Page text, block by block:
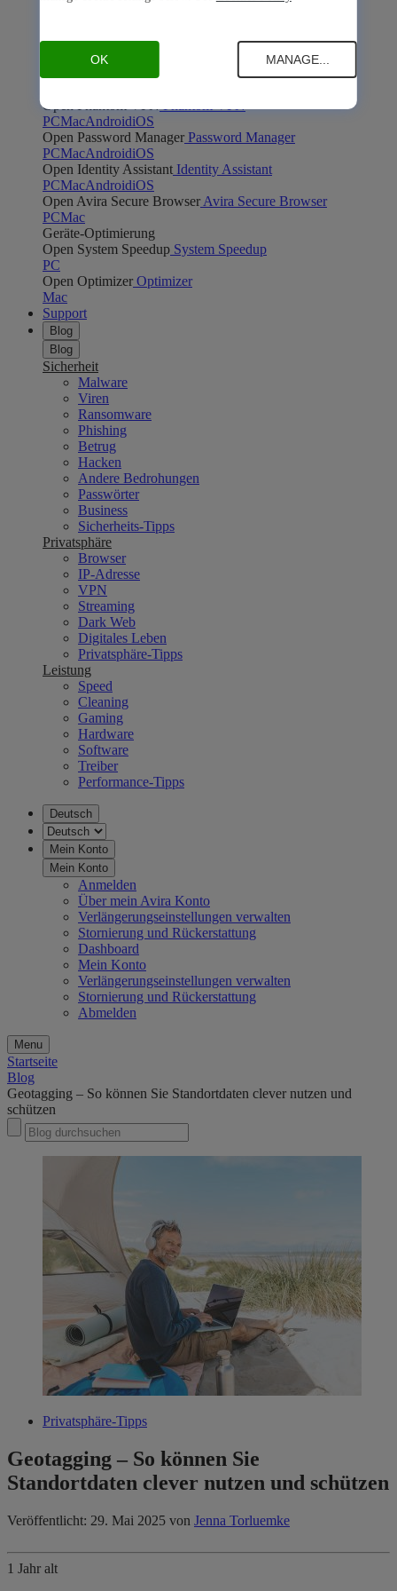
PCMac
Open Avira Browserschutz
Avira Browserschutz
Open Phantom VPN
PCMacAndroidiOS
Open Password Manager Password Manager
PCMacAndroidiOS
Open Identity Assistant Identity Assistant
PCMacAndroidiOS
Open Avira Secure Browser Avira Secure Browser
PCMac
Geräte-Optimierung
Open System Speedup System Speedup
PC
Open Optimizer Optimizer
Mac
Support
Blog
Blog
Sicherheit
Malware
Viren
Ransomware
Phishing
Betrug
Hacken
Andere Bedrohungen
Passwörter
Business
Sicherheits-Tipps
Privatsphäre
Browser
IP-Adresse
VPN
Streaming
Dark Web
Digitales Leben
Privatsphäre-Tipps
Leistung
Speed
Cleaning
Gaming
Hardware
Software
Treiber
Performance-Tipps
Deutsch
Mein Konto
Mein Konto
Anmelden
Über mein Avira Konto
Verlängerungseinstellungen verwalten
Stornierung und Rückerstattung
Dashboard
Mein Konto
Verlängerungseinstellungen verwalten
Stornierung und Rückerstattung
Abmelden
Menu
Startseite
Blog
Geotagging – So können Sie Standortdaten clever nutzen und
schützen
Privatsphäre-Tipps
Geotagging – So können Sie
Standortdaten clever nutzen und schützen
Veröffentlicht: 29. Mai 2025 von Jenna Torluemke
1 Jahr alt
OK MANAGE...